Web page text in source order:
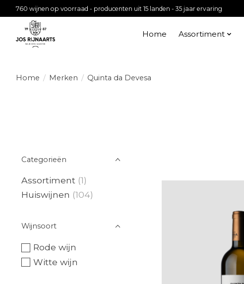
760 wijnen op voorraad - producenten uit 15 landen - 35 jaar ervaring
Home Assortiment
Home / Merken / Quinta da Devesa
Categorieën
Assortiment (1)
Huiswijnen (104)
Wijnsoort
Rode wijn
Witte wijn